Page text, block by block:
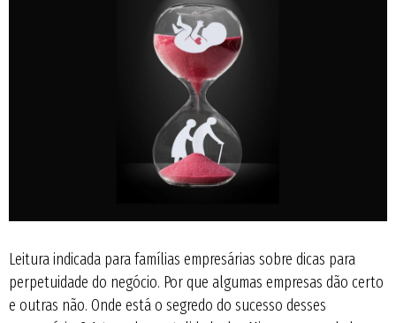
Leitura indicada para famílias empresárias sobre dicas para
perpetuidade do negócio. Por que algumas empresas dão certo
e outras não. Onde está o segredo do sucesso desses